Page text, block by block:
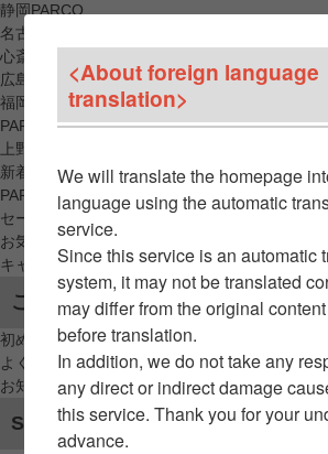
静岡PARCO
名古屋PARCO
心斎橋PARCO
広島PARCO
福岡PARCO
PARCO_ya
上野
新着アイテムから探す
PARCO限定アイテムから探す
セールアイテムから探す
お気に入りから探す
キャンペーン/クーポン対象から探す
ご利用案内
初めてのお客様へ
よくあるご質問 / お問い合わせ
お知らせ
SNSアカウント
<About foreign language
translation>
We will translate the homepage
language using the automatic
service.
Since this service is an automatic
system, it may not be translated
may differ from the original
before translation.
In addition, we do not take any
any direct or indirect damage
this service. Thank you for your
advance.